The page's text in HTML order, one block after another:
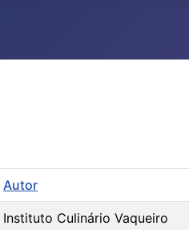
Autor
Instituto Culinário Vaqueiro